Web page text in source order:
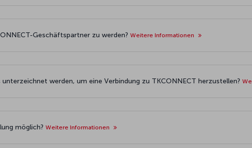
Geschäftspartner zu werden? Weitere Informationen
werden, um eine Verbindung zu TKCONNECT herzustellen?
möglich? Weitere Informationen